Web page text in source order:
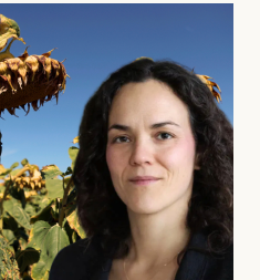
Lundby: ”Livet i sig
politiskt”